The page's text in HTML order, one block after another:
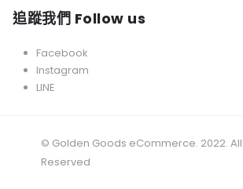
追蹤我們 Follow us
Facebook
Instagram
LINE
© Golden Goods eCommerce. 2022. All
Reserved